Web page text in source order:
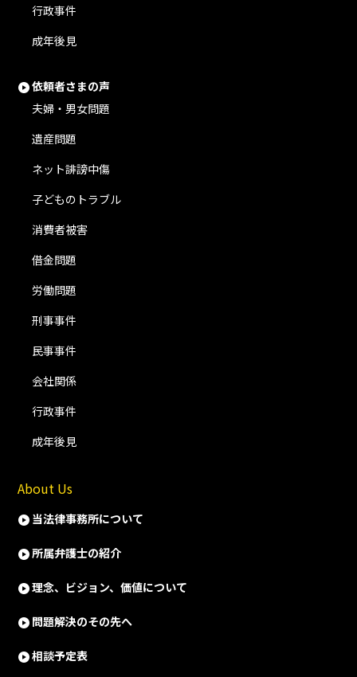
行政事件
成年後見
依頼者さまの声
夫婦・男女問題
遺産問題
ネット誹謗中傷
子どものトラブル
消費者被害
借金問題
労働問題
刑事事件
民事事件
会社関係
行政事件
成年後見
About Us
当法律事務所について
所属弁護士の紹介
理念、ビジョン、価値について
問題解決のその先へ
相談予定表